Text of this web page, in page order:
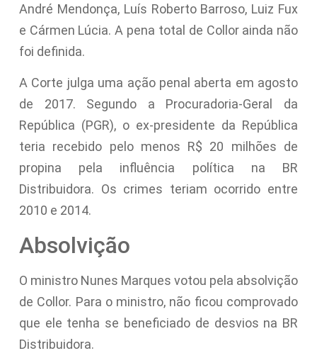
André Mendonça, Luís Roberto Barroso, Luiz Fux
e Cármen Lúcia. A pena total de Collor ainda não
foi definida.
A Corte julga uma ação penal aberta em agosto
de 2017. Segundo a Procuradoria-Geral da
República (PGR), o ex-presidente da República
teria recebido pelo menos R$ 20 milhões de
propina pela influência política na BR
Distribuidora. Os crimes teriam ocorrido entre
2010 e 2014.
Absolvição
O ministro Nunes Marques votou pela absolvição
de Collor. Para o ministro, não ficou comprovado
que ele tenha se beneficiado de desvios na BR
Distribuidora.